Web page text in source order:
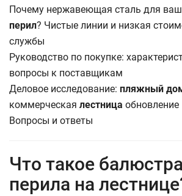
Почему нержавеющая сталь для
перил? Чистые линии и низкая
службы
Руководство по покупке:
вопросы к поставщикам
Деловое исследование: пляжный
коммерческая лестница обновление
Вопросы и ответы
Что такое
перила на